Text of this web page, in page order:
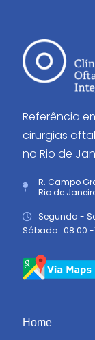
Referência
cirurgias
no Rio de
R. Campo
Rio de
Segunda -
Sábado : 08.00 -
Home